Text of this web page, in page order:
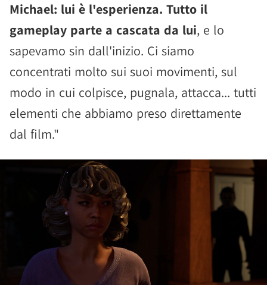
Michael: lui è l'esperienza. Tutto il
gameplay parte a cascata da lui, e lo
sapevamo sin dall'inizio. Ci siamo
concentrati molto sui suoi movimenti, sul
modo in cui colpisce, pugnala, attacca... tutti
elementi che abbiamo preso direttamente
dal film."